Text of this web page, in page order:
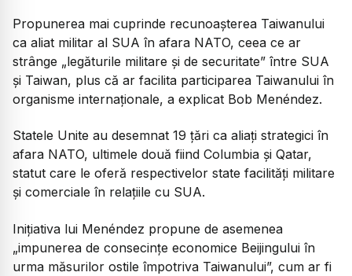
Propunerea mai cuprinde recunoaşterea Taiwanului
ca aliat militar al SUA în afara NATO, ceea ce ar
strânge „legăturile militare şi de securitate” între SUA
şi Taiwan, plus că ar facilita participarea Taiwanului în
organisme internaţionale, a explicat Bob Menéndez.
Statele Unite au desemnat 19 ţări ca aliaţi strategici în
afara NATO, ultimele două fiind Columbia şi Qatar,
statut care le oferă respectivelor state facilităţi militare
şi comerciale în relaţiile cu SUA.
Iniţiativa lui Menéndez propune de asemenea
„impunerea de consecinţe economice Beijingului în
urma măsurilor ostile împotriva Taiwanului”, cum ar fi